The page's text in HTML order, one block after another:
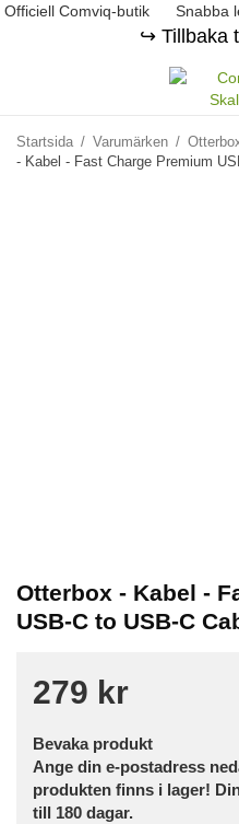
Officiell Comviq-butik Snabba
↪️ Tillbaka
Startsida / Varumärken /
- Kabel - Fast Charge Premium
Otterbox - Kabel -
USB-C to USB-C
279 kr
Bevaka produkt
Ange din e-postadress
produkten finns i lager!
till 180 dagar.